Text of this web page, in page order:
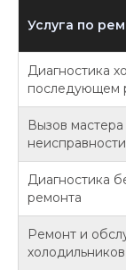
Услуга по
Диагностика
последующем
Вызов
неисправности
Диагностика
ремонта
Ремонт и
холодильников